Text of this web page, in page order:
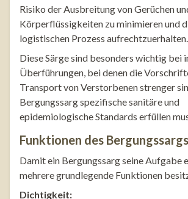
Risiko der Ausbreitung von Gerüchen
Körperflüssigkeiten zu minimieren und
logistischen Prozess aufrechtzuerhalten.
Diese Särge sind besonders wichtig bei
Überführungen, bei denen die
Transport von Verstorbenen strenger
Bergungssarg spezifische sanitäre und
epidemiologische Standards erfüllen
Funktionen des Bergungssargs
Damit ein Bergungssarg seine Aufgabe
mehrere grundlegende Funktionen
Dichtigkeit: